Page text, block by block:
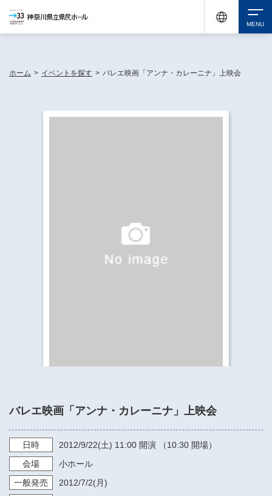
ホーム > イベントを探す > バレエ映画「アンナ・カレーニナ」上映会
バレエ映画「アンナ・カレーニナ」上映会
日時 2012/9/22(土) 11:00 開演 （10:30 開場）
会場
小ホール
一般発売
2012/7/2(月)